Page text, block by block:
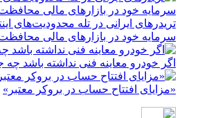
تریدرهای ایرانی در تله محدودیت‌های
سرمایه خود در بازارهای مالی
اگر خودرو معاینه فنی نداشته باشد چه
«مزایای افتتاح حساب در بروکر معتبر»